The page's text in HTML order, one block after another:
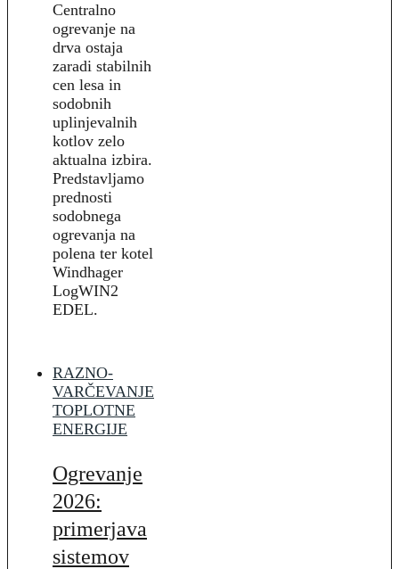
Centralno
ogrevanje na
drva ostaja
zaradi stabilnih
cen lesa in
sodobnih
uplinjevalnih
kotlov zelo
aktualna izbira.
Predstavljamo
prednosti
sodobnega
ogrevanja na
polena ter kotel
Windhager
LogWIN2
EDEL.
RAZNO-
VARČEVANJE
TOPLOTNE
ENERGIJE
Ogrevanje
2026:
primerjava
sistemov